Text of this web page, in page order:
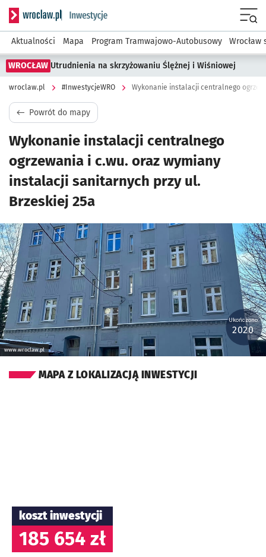
Serwis informacyjny wroclaw.pl podserwis:
Aktualności Mapa Program Tramwajowo-Autobusowy Wrocław
WROCŁAW Utrudnienia na skrzyżowaniu Ślężnej i Wiśniowej
wroclaw.pl #InwestycjeWRO
Powrót do mapy
Wykonanie instalacji centralnego
ogrzewania i c.wu. oraz wymiany
instalacji sanitarnych przy ul.
Brzeskiej 25a
Kliknij, aby powiększyć
www.wroclaw.pl
Ukończono:
2020
MAPA Z LOKALIZACJĄ INWESTYCJI
koszt inwestycji
185 654 zł